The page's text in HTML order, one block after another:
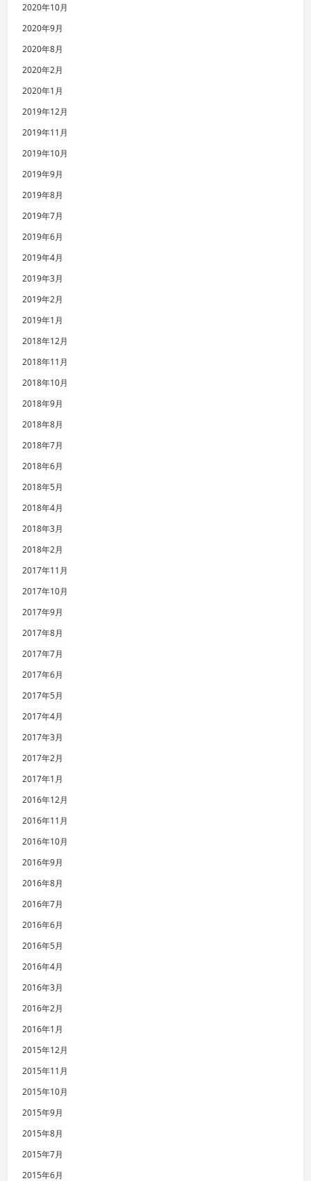
2020年10月
2020年9月
2020年8月
2020年2月
2020年1月
2019年12月
2019年11月
2019年10月
2019年9月
2019年8月
2019年7月
2019年6月
2019年4月
2019年3月
2019年2月
2019年1月
2018年12月
2018年11月
2018年10月
2018年9月
2018年8月
2018年7月
2018年6月
2018年5月
2018年4月
2018年3月
2018年2月
2017年11月
2017年10月
2017年9月
2017年8月
2017年7月
2017年6月
2017年5月
2017年4月
2017年3月
2017年2月
2017年1月
2016年12月
2016年11月
2016年10月
2016年9月
2016年8月
2016年7月
2016年6月
2016年5月
2016年4月
2016年3月
2016年2月
2016年1月
2015年12月
2015年11月
2015年10月
2015年9月
2015年8月
2015年7月
2015年6月